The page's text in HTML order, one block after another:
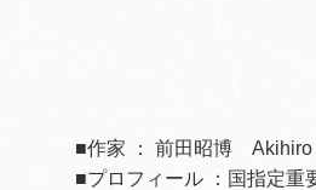
■作家 ： 前田昭博 Akihiro
■プロフィール ：国指定